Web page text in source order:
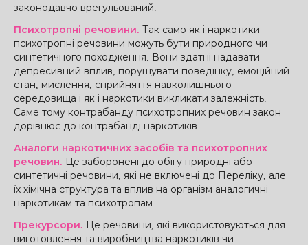
законодавчо врегульований.
Психотропні речовини.
Так само як і наркотики
психотропні речовини можуть бути природного чи
синтетичного походження. Вони здатні надавати
депресивний вплив, порушувати поведінку, емоційний
стан, мислення, сприйняття навколишнього
середовища і як і наркотики викликати залежність.
Саме тому контрабанду психотропних речовин закон
дорівнює до контрабанді наркотиків.
Аналоги наркотичних засобів та психотропних
речовин. Це заборонені до обігу природні або
синтетичні речовини, які не включені до Переліку, але
їх хімічна структура та вплив на організм аналогичні
наркотикам та психотропам.
Прекурсори. Це речовини, які використовуються для
виготовлення та виробництва наркотиків чи